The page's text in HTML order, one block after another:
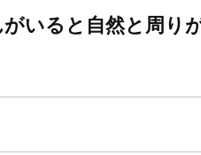
がいると自然と周り